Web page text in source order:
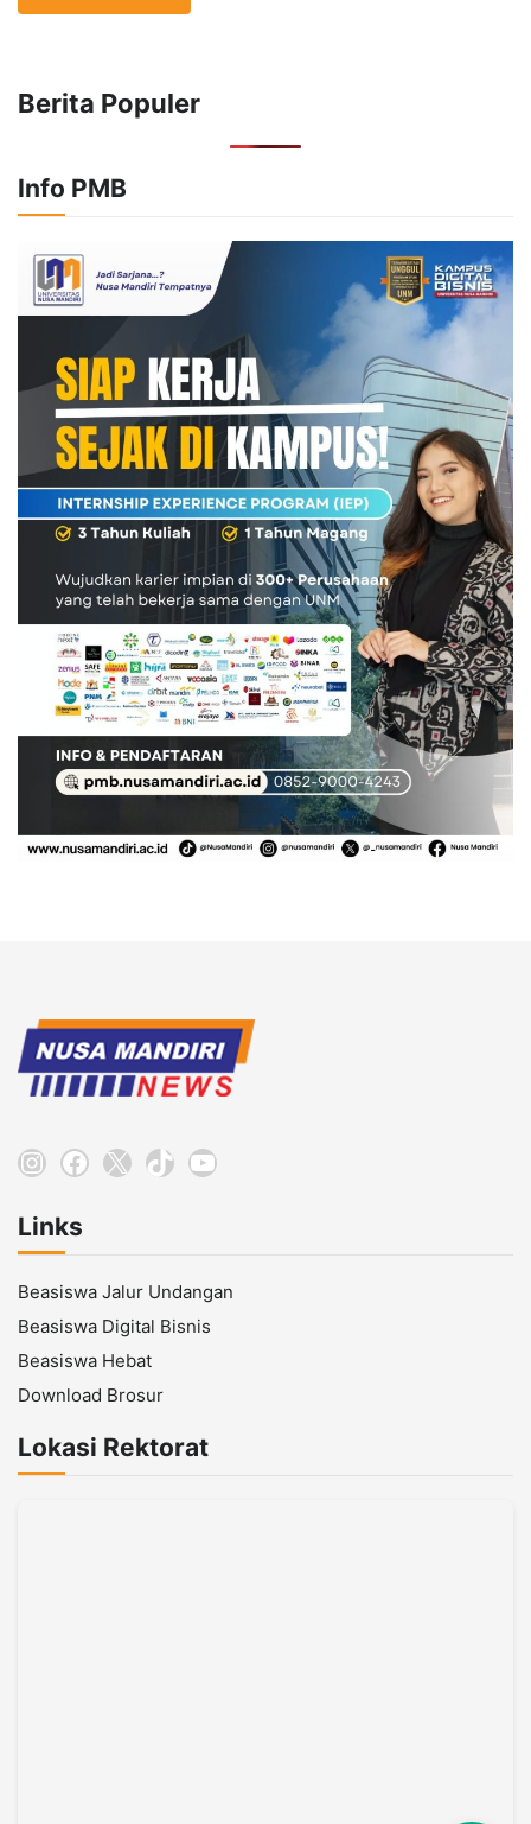
Berita Populer
Info PMB
Instagram
Facebook
X TikTokYouTube
Links
Beasiswa Jalur Undangan
Beasiswa Digital Bisnis
Beasiswa Hebat
Download Brosur
Lokasi Rektorat